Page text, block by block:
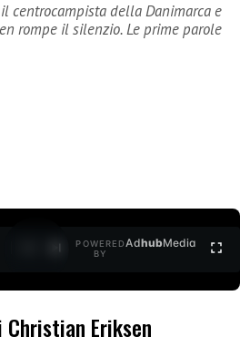
centrocampista della Danimarca e
rompe il silenzio. Le prime parole
POWERED
BY
AdhubMedia
Eriksen